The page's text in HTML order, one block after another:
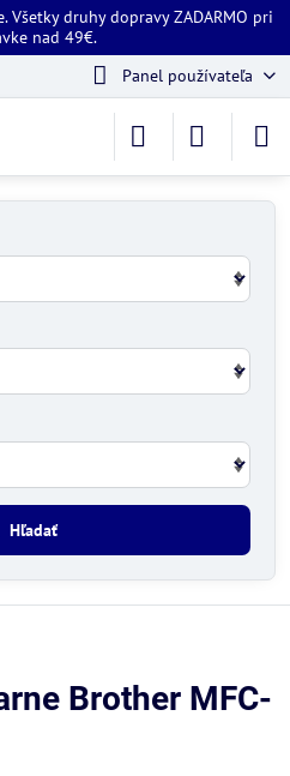
druhy dopravy ZADARMO pri
nad 49€.
Panel používateľa
Hľadať
Brother MFC-